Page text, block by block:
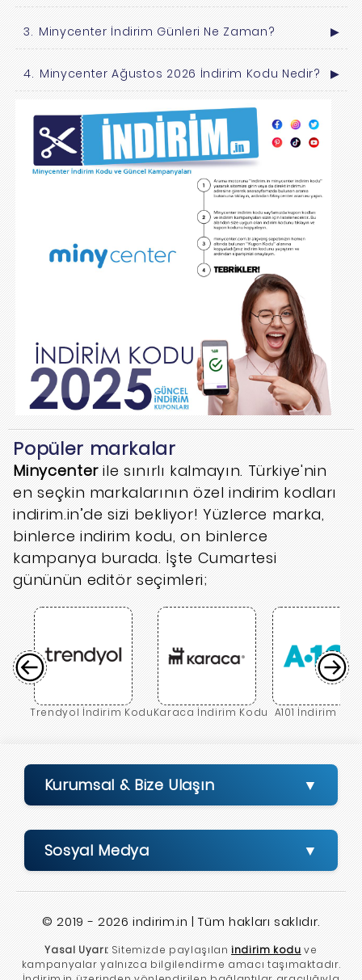
Minycenter İndirim Günleri Ne Zaman? ▶
Minycenter Ağustos 2026 İndirim Kodu Nedir? ▶
Popüler markalar
Minycenterile sınırlı kalmayın. Türkiye'nin
en seçkin markalarının özel indirim kodları
indirim.in’de sizi bekliyor! Yüzlerce marka,
binlerce indirim kodu, on binlerce
kampanya burada. İşte Cumartesi
gününün editör seçimleri;
Trendyol İndirim KoduKaraca İndirim Kodu A101 İndirim
Kurumsal & Bize Ulaşın
Sosyal Medya
© 2019 - 2026 indirim.in | Tüm hakları saklıdır.
Yasal Uyarı:Sitemizde paylaşılanindirim kodu ve
kampanyalar yalnızca bilgilendirme amacı taşımaktadır.